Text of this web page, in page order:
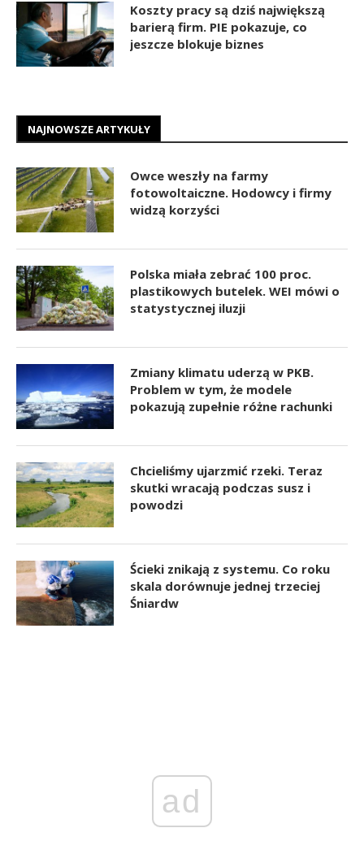
Koszty pracy są dziś największą
barierą firm. PIE pokazuje, co
jeszcze blokuje biznes
NAJNOWSZE ARTYKUŁY
Owce weszły na farmy
fotowoltaiczne. Hodowcy i firmy
widzą korzyści
Polska miała zebrać 100 proc.
plastikowych butelek. WEI mówi o
statystycznej iluzji
Zmiany klimatu uderzą w PKB.
Problem w tym, że modele
pokazują zupełnie różne rachunki
Chcieliśmy ujarzmić rzeki. Teraz
skutki wracają podczas susz i
powodzi
Ścieki znikają z systemu. Co roku
skala dorównuje jednej trzeciej
Śniardw
ad